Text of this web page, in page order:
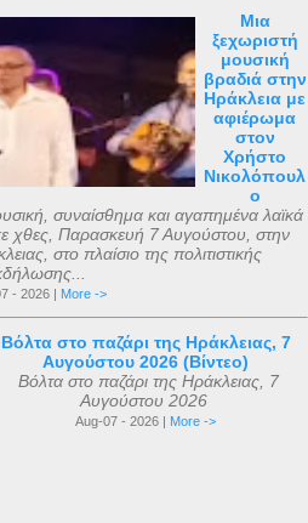
Μια
ξεχωριστή
μουσική
βραδιά στην
Ηράκλεια με
αφιέρωμα
στον
Χρήστο
Νικολόπουλ
ο
συναίσθημα και αγαπημένα λαϊκά
χθες, Παρασκευή 7 Αυγούστου, στην
στο πλαίσιο της πολιτιστικής
- 2026 | More ->
Βόλτα στο παζάρι της Ηράκλειας, 7
Αυγούστου 2026 (Βίντεο)
Βόλτα στο παζάρι της Ηράκλειας, 7
Αυγούστου 2026
Aug-07 - 2026 | More ->